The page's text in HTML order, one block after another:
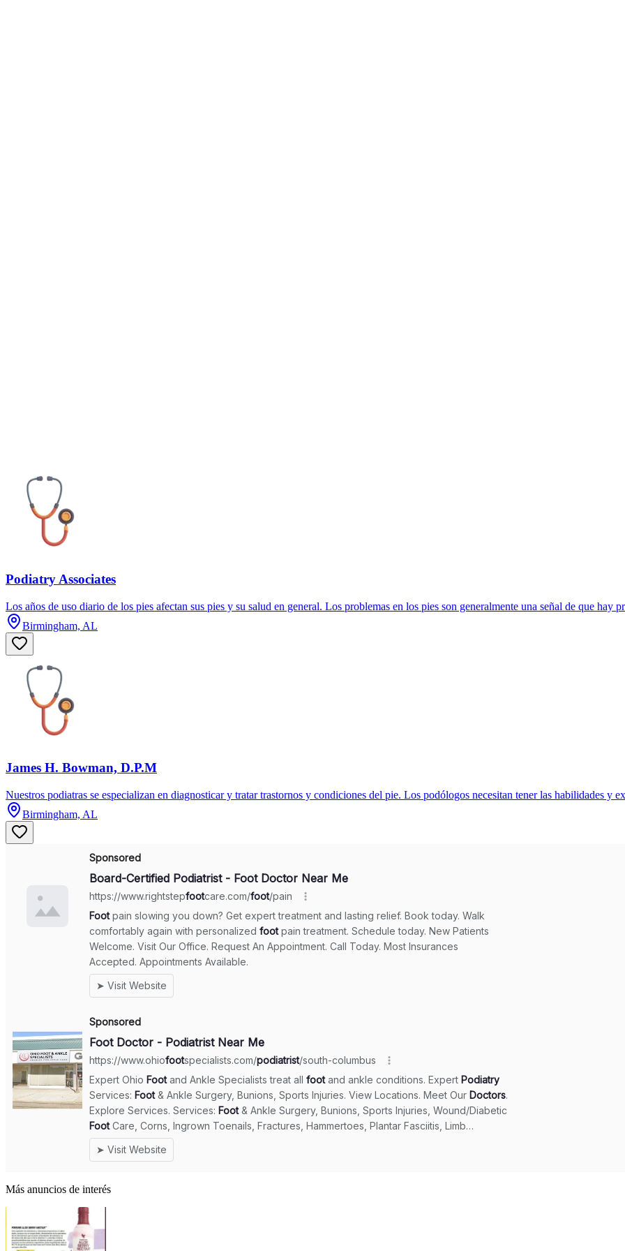
Podiatry Associates
Los años de uso diario de los pies afectan sus pies y su salud en general. Los problemas en los pies son generalmente una señal de que hay
Birmingham, AL
James H. Bowman, D.P.M
Nuestros podiatras se especializan en diagnosticar y tratar trastornos y condiciones del pie. Los podólogos necesitan tener las habilidades y
Birmingham, AL
Más anuncios de interés